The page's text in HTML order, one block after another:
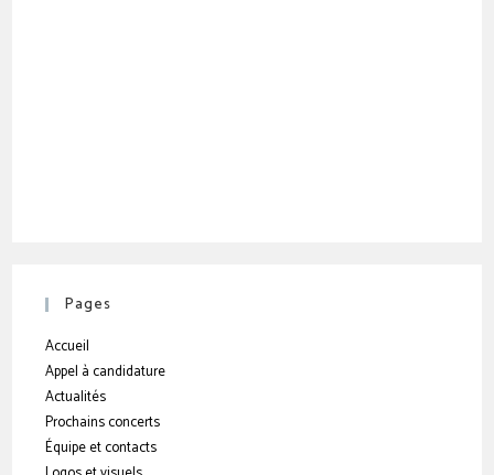
Pages
Accueil
Appel à candidature
Actualités
Prochains concerts
Équipe et contacts